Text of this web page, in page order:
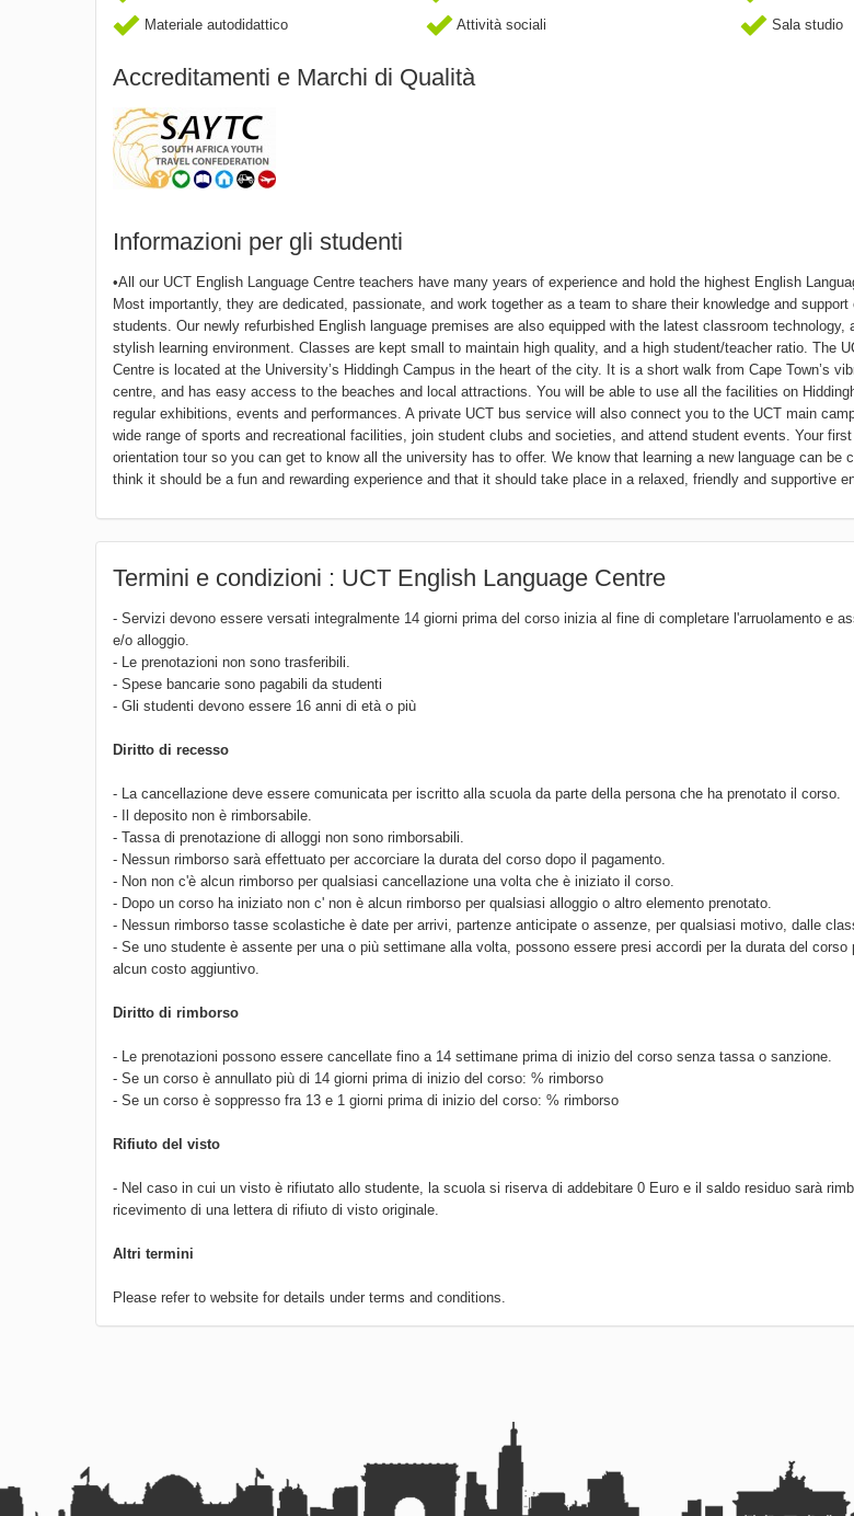
Materiale autodidattico
Attività sociali Sala studio
Accreditamenti e Marchi di Qualità
Informazioni per gli studenti
•All our UCT English Language Centre teachers have many years of experience and hold the highest English
Most importantly, they are dedicated, passionate, and work together as a team to share their knowledge and support
students. Our newly refurbished English language premises are also equipped with the latest classroom technology,
stylish learning environment. Classes are kept small to maintain high quality, and a high student/teacher ratio. The
Centre is located at the University’s Hiddingh Campus in the heart of the city. It is a short walk from Cape Town’s
centre, and has easy access to the beaches and local attractions. You will be able to use all the facilities on
regular exhibitions, events and performances. A private UCT bus service will also connect you to the UCT main
wide range of sports and recreational facilities, join student clubs and societies, and attend student events. Your
orientation tour so you can get to know all the university has to offer. We know that learning a new language can be
think it should be a fun and rewarding experience and that it should take place in a relaxed, friendly and supportive
Termini e condizioni : UCT English Language Centre
- Servizi devono essere versati integralmente 14 giorni prima del corso inizia al fine di completare l'arruolamento e
e/o alloggio.
- Le prenotazioni non sono trasferibili.
- Spese bancarie sono pagabili da studenti
- Gli studenti devono essere 16 anni di età o più
Diritto di recesso
- La cancellazione deve essere comunicata per iscritto alla scuola da parte della persona che ha prenotato il corso.
- Il deposito non è rimborsabile.
- Tassa di prenotazione di alloggi non sono rimborsabili.
- Nessun rimborso sarà effettuato per accorciare la durata del corso dopo il pagamento.
- Non non c'è alcun rimborso per qualsiasi cancellazione una volta che è iniziato il corso.
- Dopo un corso ha iniziato non c' non è alcun rimborso per qualsiasi alloggio o altro elemento prenotato.
- Nessun rimborso tasse scolastiche è date per arrivi, partenze anticipate o assenze, per qualsiasi motivo, dalle
- Se uno studente è assente per una o più settimane alla volta, possono essere presi accordi per la durata del
alcun costo aggiuntivo.
Diritto di rimborso
- Le prenotazioni possono essere cancellate fino a 14 settimane prima di inizio del corso senza tassa o sanzione.
- Se un corso è annullato più di 14 giorni prima di inizio del corso: % rimborso
- Se un corso è soppresso fra 13 e 1 giorni prima di inizio del corso: % rimborso
Rifiuto del visto
- Nel caso in cui un visto è rifiutato allo studente, la scuola si riserva di addebitare 0 Euro e il saldo residuo sarà
ricevimento di una lettera di rifiuto di visto originale.
Altri termini
Please refer to website for details under terms and conditions.